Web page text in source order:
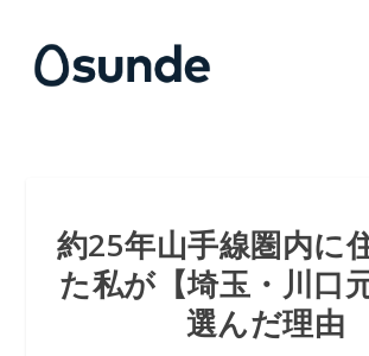
約25年山手線圏内に
た私が【埼玉・川口
選んだ理由